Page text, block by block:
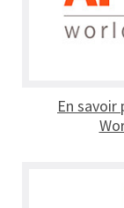
En savoir